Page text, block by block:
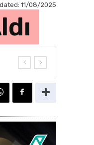
11/08/2025